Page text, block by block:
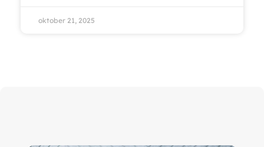
oktober 21, 2025